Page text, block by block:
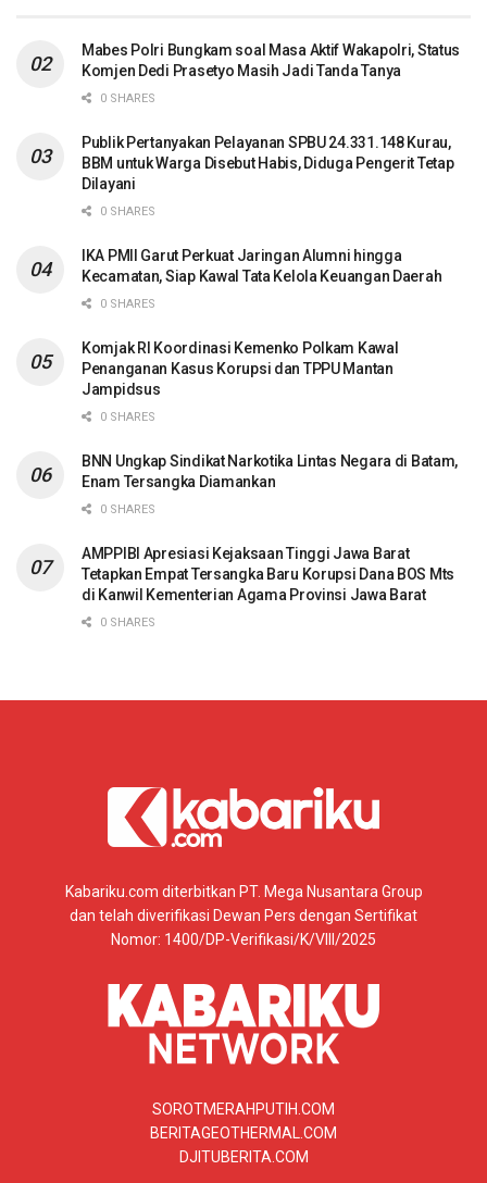
Mabes Polri Bungkam soal Masa Aktif Wakapolri, Status
Komjen Dedi Prasetyo Masih Jadi Tanda Tanya
0 SHARES
Publik Pertanyakan Pelayanan SPBU 24.331.148 Kurau,
BBM untuk Warga Disebut Habis, Diduga Pengerit Tetap
Dilayani
0 SHARES
IKA PMII Garut Perkuat Jaringan Alumni hingga
Kecamatan, Siap Kawal Tata Kelola Keuangan Daerah
0 SHARES
Komjak RI Koordinasi Kemenko Polkam Kawal
Penanganan Kasus Korupsi dan TPPU Mantan
Jampidsus
0 SHARES
BNN Ungkap Sindikat Narkotika Lintas Negara di Batam,
Enam Tersangka Diamankan
0 SHARES
AMPPIBI Apresiasi Kejaksaan Tinggi Jawa Barat
Tetapkan Empat Tersangka Baru Korupsi Dana BOS Mts
di Kanwil Kementerian Agama Provinsi Jawa Barat
0 SHARES
Kabariku.com diterbitkan PT. Mega Nusantara Group
dan telah diverifikasi Dewan Pers dengan Sertifikat
Nomor: 1400/DP-Verifikasi/K/VIII/2025
SOROTMERAHPUTIH.COM
BERITAGEOTHERMAL.COM
DJITUBERITA.COM